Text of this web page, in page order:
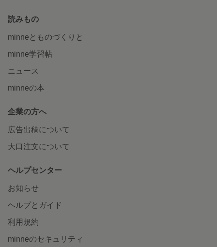
読みもの
minneとものづくりと
minne学習帖
ニュース
minneの本
企業の方へ
広告出稿について
大口注文について
ヘルプセンター
お知らせ
ヘルプとガイド
利用規約
minneのセキュリティ